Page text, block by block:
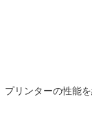
リンターの性能